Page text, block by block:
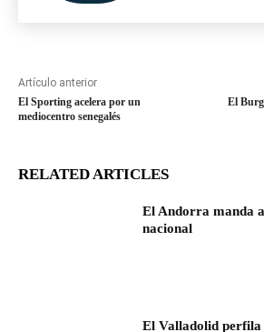
Artículo anterior
El Sporting acelera por un
mediocentro senegalés
El
RELATED ARTICLES
El Andorra manda
nacional
El Valladolid perfila